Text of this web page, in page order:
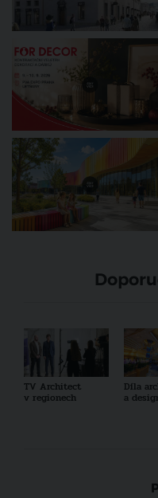
TV Architect
v regionech
Díla
a